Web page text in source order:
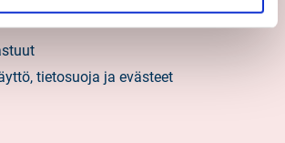
tietosuoja ja evästeet